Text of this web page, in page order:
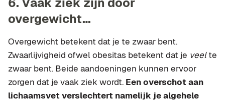
overgewicht…
Overgewicht betekent dat je te zwaar bent.
Zwaarlijvigheid ofwel obesitas betekent dat je veelte
zwaar bent. Beide aandoeningen kunnen ervoor
zorgen dat je vaak ziek wordt. Een overschot aan
lichaamsvet verslechtert namelijk je algehele